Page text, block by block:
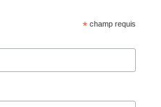
* champ requis